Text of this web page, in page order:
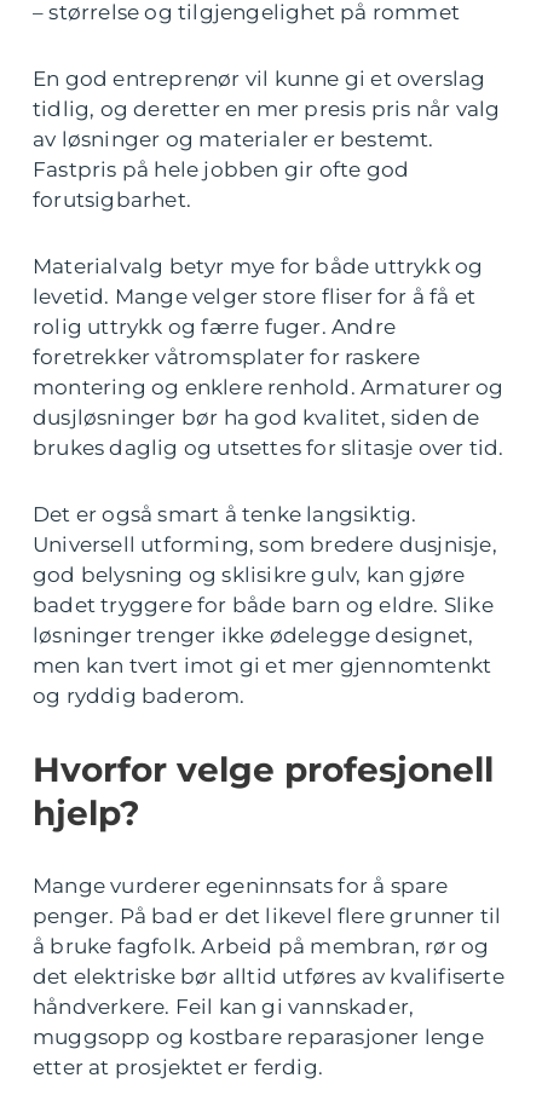
– størrelse og tilgjengelighet på rommet
En god entreprenør vil kunne gi et overslag
tidlig, og deretter en mer presis pris når valg
av løsninger og materialer er bestemt.
Fastpris på hele jobben gir ofte god
forutsigbarhet.
Materialvalg betyr mye for både uttrykk og
levetid. Mange velger store fliser for å få et
rolig uttrykk og færre fuger. Andre
foretrekker våtromsplater for raskere
montering og enklere renhold. Armaturer og
dusjløsninger bør ha god kvalitet, siden de
brukes daglig og utsettes for slitasje over tid.
Det er også smart å tenke langsiktig.
Universell utforming, som bredere dusjnisje,
god belysning og sklisikre gulv, kan gjøre
badet tryggere for både barn og eldre. Slike
løsninger trenger ikke ødelegge designet,
men kan tvert imot gi et mer gjennomtenkt
og ryddig baderom.
Hvorfor velge profesjonell
hjelp?
Mange vurderer egeninnsats for å spare
penger. På bad er det likevel flere grunner til
å bruke fagfolk. Arbeid på membran, rør og
det elektriske bør alltid utføres av kvalifiserte
håndverkere. Feil kan gi vannskader,
muggsopp og kostbare reparasjoner lenge
etter at prosjektet er ferdig.